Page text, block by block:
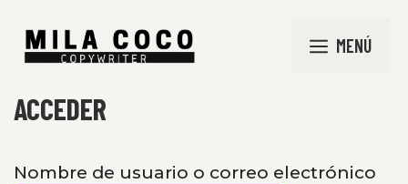
contenido
MENÚ
ACCEDER
Nombre de usuario o correo electrónico